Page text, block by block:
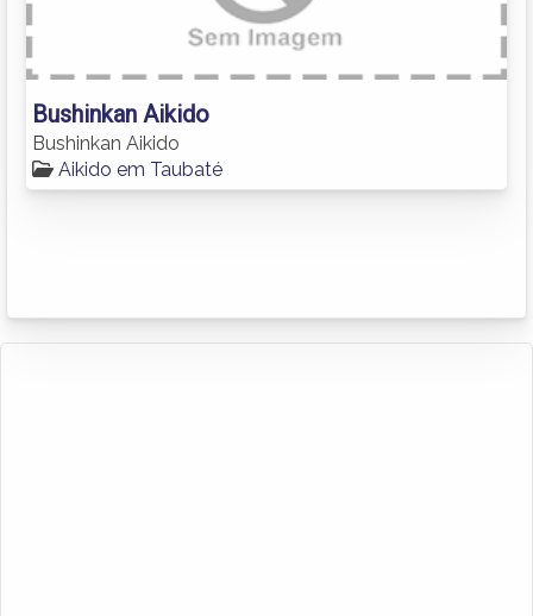
Bushinkan Aikido
Bushinkan Aikido
Aikido em Taubaté